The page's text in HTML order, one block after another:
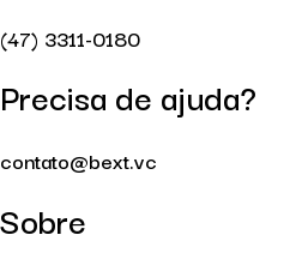
(47) 3311-0180
Precisa de ajuda?
contato@bext.vc
Sobre